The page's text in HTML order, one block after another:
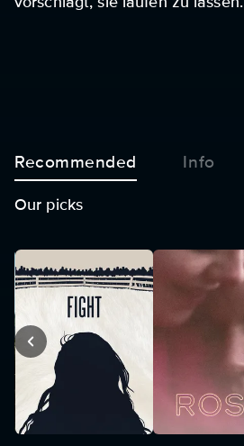
Recommended Info
Our picks